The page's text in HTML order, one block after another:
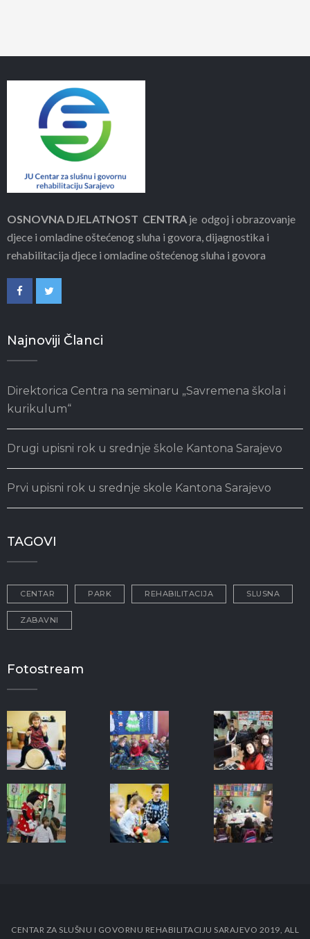
OSNOVNA DJELATNOST CENTRA je odgoj i obrazovanje
djece i omladine oštećenog sluha i govora, dijagnostika i
rehabilitacija djece i omladine oštećenog sluha i govora
Najnoviji Članci
Direktorica Centra na seminaru „Savremena škola i
kurikulum“
Drugi upisni rok u srednje škole Kantona Sarajevo
Prvi upisni rok u srednje skole Kantona Sarajevo
TAGOVI
CENTAR PARK REHABILITACIJA SLUSNA
ZABAVNI
Fotostream
CENTAR ZA SLUŠNU I GOVORNU REHABILITACIJU SARAJEVO 2019, ALL